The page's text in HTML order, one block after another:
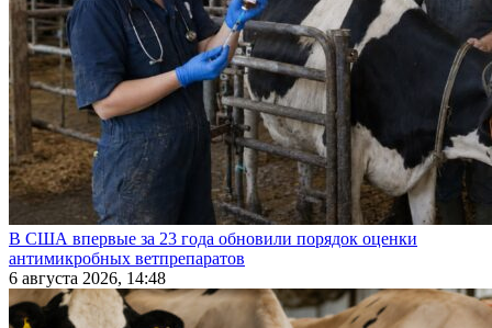
В США впервые за 23 года обновили порядок оценки
антимикробных ветпрепаратов
6 августа 2026, 14:48